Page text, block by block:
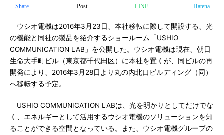
Share Post LINE Hatena
ウシオ電機は2016年3月23日、本社移転に際して開設する、光
の機能と同社の製品を紹介するショールーム「USHIO
COMMUNICATION LAB」を公開した。ウシオ電機は現在、朝日
生命大手町ビル（東京都千代田区）に本社を置くが、同ビルの再
開発により、2016年3月28日より丸の内北口ビルディング（同）
へ移転する予定。
USHIO COMMUNICATION LABは、光を明かりとしてだけでな
く、エネルギーとして活用するウシオ電機のソリューションを知
ることができる空間となっている。また、ウシオ電機グループの